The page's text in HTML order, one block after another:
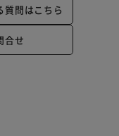
質問はこちら
合せ